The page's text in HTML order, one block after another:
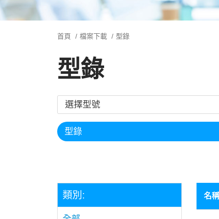
首頁 檔案下載 型錄
型錄
類別: 名稱